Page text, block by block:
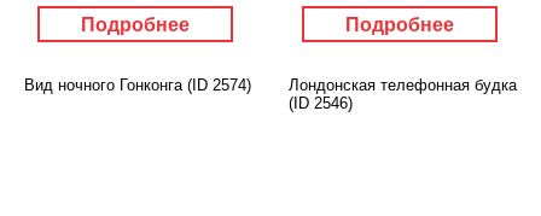
Подробнее Подробнее
Вид ночного Гонконга (ID 2574)
Лондонская телефонная будка
(ID 2546)